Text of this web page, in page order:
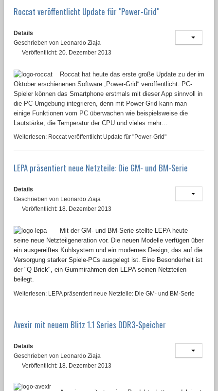
Roccat veröffentlicht Update für "Power-Grid"
Details
Geschrieben von Leonardo Ziaja
Veröffentlicht: 20. Dezember 2013
Roccat hat heute das erste große Update zu der im
Oktober erschienenen Software „Power-Grid“ veröffentlicht. PC-
Spieler können das Smartphone erstmals mit dieser App sinnvoll in
die PC-Umgebung integrieren, denn mit Power-Grid kann man
einige Funktionen vom PC überwachen wie beispielsweise die
Lautstärke, die Temperatur der CPU und vieles mehr…
Weiterlesen: Roccat veröffentlicht Update für "Power-Grid"
LEPA präsentiert neue Netzteile: Die GM- und BM-Serie
Details
Geschrieben von Leonardo Ziaja
Veröffentlicht: 18. Dezember 2013
Mit der GM- und BM-Serie stellte LEPA heute
seine neue Netzteilgeneration vor. Die neuen Modelle verfügen über
ein ausgereiftes Kühlsystem und ein modernes Design, das auf die
Versorgung starker Spiele-PCs ausgelegt ist. Eine Besonderheit ist
der "Q-Brick", ein Gummirahmen den LEPA seinen Netzteilen
beilegt.
Weiterlesen: LEPA präsentiert neue Netzteile: Die GM- und BM-Serie
Avexir mit neuem Blitz 1.1 Series DDR3-Speicher
Details
Geschrieben von Leonardo Ziaja
Veröffentlicht: 18. Dezember 2013